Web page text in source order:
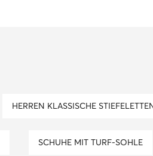
HERREN KLASSISCHE
SCHUHE MIT TURF-SOHLE